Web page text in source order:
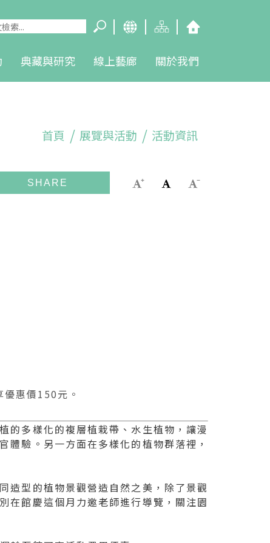
典藏與研究 線上藝廊 關於我們
首頁 展覽與活動 活動資訊
惠價150元。
的多樣化的複層植栽帶、水生植物，讓漫
驗。另一方面在多樣化的植物群落裡，
造型的植物景觀營造自然之美，除了景觀
在館慶這個月力邀老師進行導覽，關注園